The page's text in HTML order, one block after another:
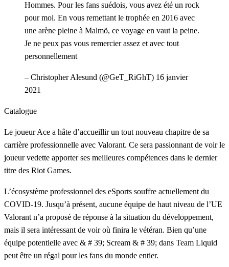
Hommes. Pour les fans suédois, vous avez été un rock
pour moi. En vous remettant le trophée en 2016 avec
une arène pleine à Malmö, ce voyage en vaut la peine.
Je ne peux pas vous remercier assez et avec tout
personnellement
– Christopher Alesund (@GeT_RiGhT) 16 janvier
2021
Catalogue
Le joueur Ace a hâte d’accueillir un tout nouveau chapitre de sa
carrière professionnelle avec Valorant. Ce sera passionnant de voir le
joueur vedette apporter ses meilleures compétences dans le dernier
titre des Riot Games.
L’écosystème professionnel des eSports souffre actuellement du
COVID-19. Jusqu’à présent, aucune équipe de haut niveau de l’UE
Valorant n’a proposé de réponse à la situation du développement,
mais il sera intéressant de voir où finira le vétéran. Bien qu’une
équipe potentielle avec & # 39; Scream & # 39; dans Team Liquid
peut être un régal pour les fans du monde entier.